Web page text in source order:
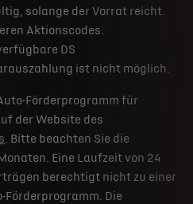
solange der Vorrat reicht.
Aktionscodes.
DS
ist nicht möglich.
Förderprogramm für
der Website des
. Bitte beachten Sie die
Eine Laufzeit von 24
berechtigt nicht zu einer
Förderprogramm. Die